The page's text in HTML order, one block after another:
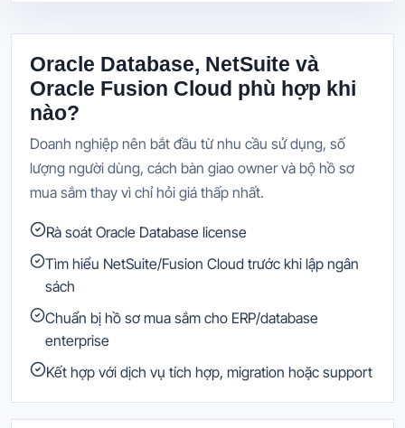
Oracle Database, NetSuite và
Oracle Fusion Cloud phù hợp khi
nào?
Doanh nghiệp nên bắt đầu từ nhu cầu sử dụng, số
lượng người dùng, cách bàn giao owner và bộ hồ sơ
mua sắm thay vì chỉ hỏi giá thấp nhất.
Rà soát Oracle Database license
Tìm hiểu NetSuite/Fusion Cloud trước khi lập ngân
sách
Chuẩn bị hồ sơ mua sắm cho ERP/database
enterprise
Kết hợp với dịch vụ tích hợp, migration hoặc support